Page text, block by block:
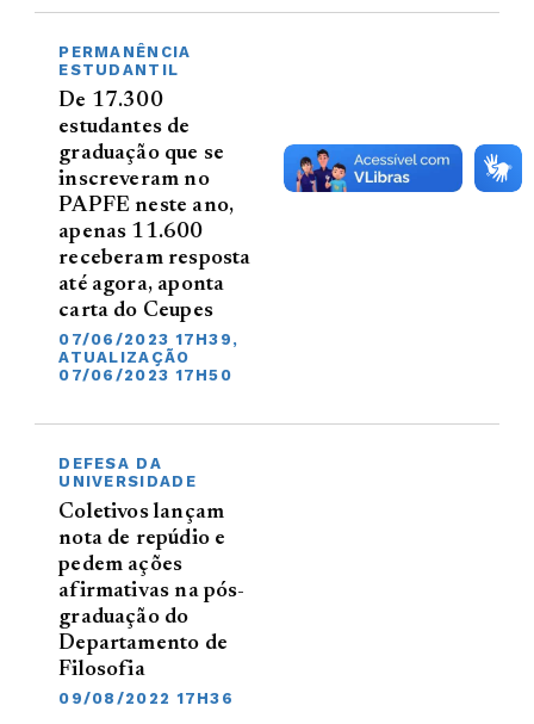
PERMANÊNCIA
ESTUDANTIL
De 17.300
estudantes de
graduação que se
inscreveram no
PAPFE neste ano,
apenas 11.600
receberam resposta
até agora, aponta
carta do Ceupes
07/06/2023 17H39,
ATUALIZAÇÃO
07/06/2023 17H50
DEFESA DA
UNIVERSIDADE
Coletivos lançam
nota de repúdio e
pedem ações
afirmativas na pós-
graduação do
Departamento de
Filosofia
09/08/2022 17H36